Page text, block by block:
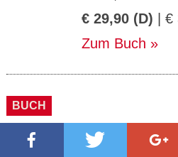
€ 29,90 (D) |
Zum Buch
BUCH
Bernhard von
DISRUPTIVE